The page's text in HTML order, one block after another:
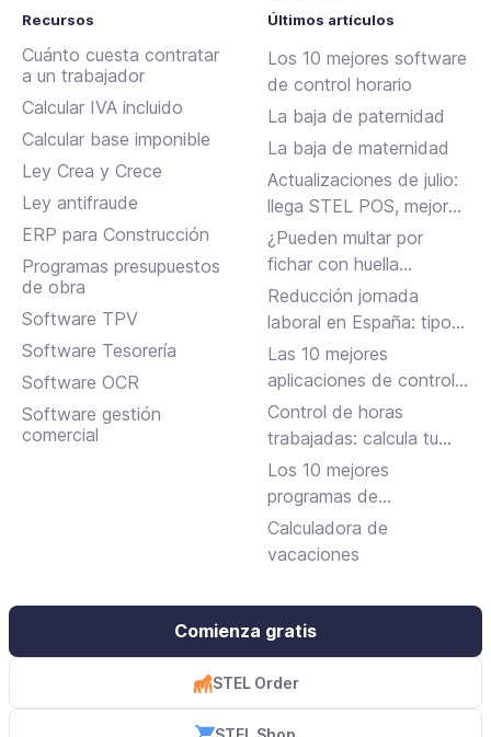
Recursos
Cuánto cuesta contratar
a un trabajador
Calcular IVA incluido
Calcular base imponible
Ley Crea y Crece
Ley antifraude
ERP para Construcción
Programas presupuestos
de obra
Software TPV
Software Tesorería
Software OCR
Software gestión
comercial
Últimos artículos
Los 10 mejores software
de control horario
La baja de paternidad
La baja de maternidad
Actualizaciones de julio:
llega STEL POS, mejoras
en Assistant, albaranes
en Inbox y más
¿Pueden multar por
fichar con huella
dactilar?
Reducción jornada
laboral en España: tipos,
requisitos y cómo
solicitarla
Las 10 mejores
aplicaciones de control
horario para fichar en el
trabajo
Control de horas
trabajadas: calcula tu
jornada laboral
Los 10 mejores
programas de
facturación gratuitos y
de pago
Calculadora de
vacaciones
Comienza gratis
STEL Order